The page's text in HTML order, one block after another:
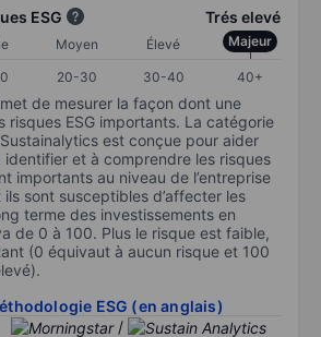
ESG Trés elevé
Moyen Élevé Majeur
20-30 30-40 40+
de mesurer la façon dont une
risques ESG importants. La catégorie
est conçue pour aider
identifier et à comprendre les risques
importants au niveau de l’entreprise
sont susceptibles d’affecter les
terme des investissements en
de 0 à 100. Plus le risque est faible,
(0 équivaut à aucun risque et 100
ESG (en anglais)
/